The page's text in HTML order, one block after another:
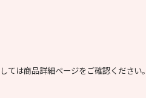
ては商品詳細ページをご確認ください。